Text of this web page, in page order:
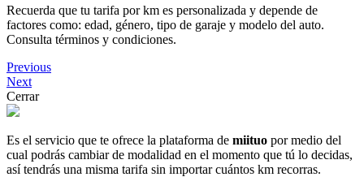
Recuerda que tu tarifa por km es personalizada y depende de
factores como: edad, género, tipo de garaje y modelo del auto.
Consulta términos y condiciones.
Previous
Next
Cerrar
Es el servicio que te ofrece la plataforma de miituo por medio del
cual podrás cambiar de modalidad en el momento que tú lo decidas,
así tendrás una misma tarifa sin importar cuántos km recorras.